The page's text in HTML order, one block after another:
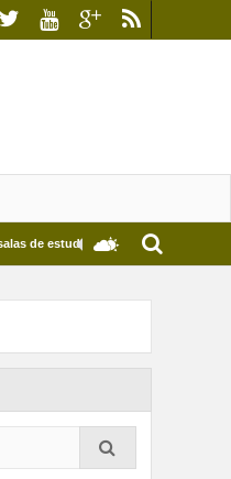
de las Bibliotecas Municipales